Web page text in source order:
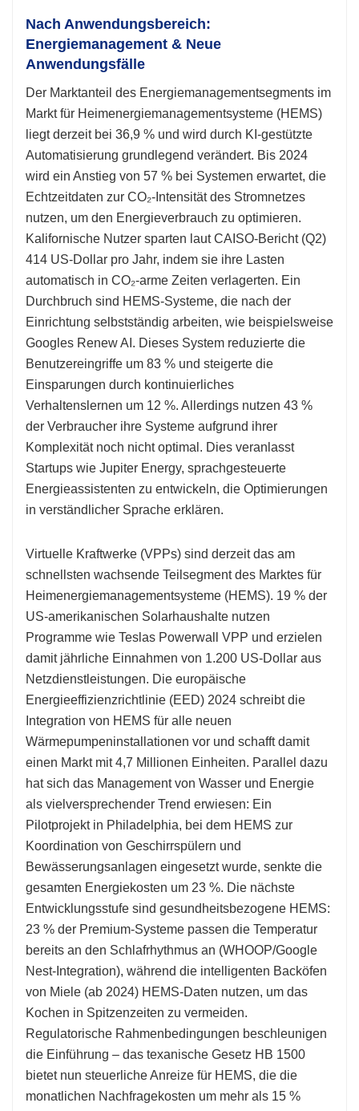
Nach Anwendungsbereich:
Energiemanagement & Neue
Anwendungsfälle
Der Marktanteil des Energiemanagementsegments im
Markt für Heimenergiemanagementsysteme (HEMS)
liegt derzeit bei 36,9 % und wird durch KI-gestützte
Automatisierung grundlegend verändert. Bis 2024
wird ein Anstieg von 57 % bei Systemen erwartet, die
Echtzeitdaten zur CO₂-Intensität des Stromnetzes
nutzen, um den Energieverbrauch zu optimieren.
Kalifornische Nutzer sparten laut CAISO-Bericht (Q2)
414 US-Dollar pro Jahr, indem sie ihre Lasten
automatisch in CO₂-arme Zeiten verlagerten. Ein
Durchbruch sind HEMS-Systeme, die nach der
Einrichtung selbstständig arbeiten, wie beispielsweise
Googles Renew AI. Dieses System reduzierte die
Benutzereingriffe um 83 % und steigerte die
Einsparungen durch kontinuierliches
Verhaltenslernen um 12 %. Allerdings nutzen 43 %
der Verbraucher ihre Systeme aufgrund ihrer
Komplexität noch nicht optimal. Dies veranlasst
Startups wie Jupiter Energy, sprachgesteuerte
Energieassistenten zu entwickeln, die Optimierungen
in verständlicher Sprache erklären.
Virtuelle Kraftwerke (VPPs) sind derzeit das am
schnellsten wachsende Teilsegment des Marktes für
Heimenergiemanagementsysteme (HEMS). 19 % der
US-amerikanischen Solarhaushalte nutzen
Programme wie Teslas Powerwall VPP und erzielen
damit jährliche Einnahmen von 1.200 US-Dollar aus
Netzdienstleistungen. Die europäische
Energieeffizienzrichtlinie (EED) 2024 schreibt die
Integration von HEMS für alle neuen
Wärmepumpeninstallationen vor und schafft damit
einen Markt mit 4,7 Millionen Einheiten. Parallel dazu
hat sich das Management von Wasser und Energie
als vielversprechender Trend erwiesen: Ein
Pilotprojekt in Philadelphia, bei dem HEMS zur
Koordination von Geschirrspülern und
Bewässerungsanlagen eingesetzt wurde, senkte die
gesamten Energiekosten um 23 %. Die nächste
Entwicklungsstufe sind gesundheitsbezogene HEMS:
23 % der Premium-Systeme passen die Temperatur
bereits an den Schlafrhythmus an (WHOOP/Google
Nest-Integration), während die intelligenten Backöfen
von Miele (ab 2024) HEMS-Daten nutzen, um das
Kochen in Spitzenzeiten zu vermeiden.
Regulatorische Rahmenbedingungen beschleunigen
die Einführung – das texanische Gesetz HB 1500
bietet nun steuerliche Anreize für HEMS, die die
monatlichen Nachfragekosten um mehr als 15 %